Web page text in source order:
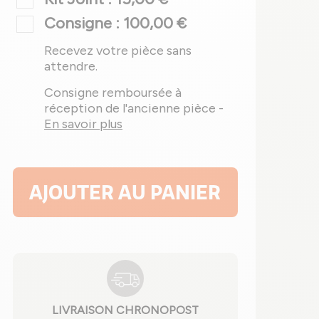
Consigne : 100,00 €
Recevez votre pièce sans
attendre.
Consigne remboursée à
réception de l'ancienne pièce -
En savoir plus
AJOUTER AU PANIER
LIVRAISON CHRONOPOST